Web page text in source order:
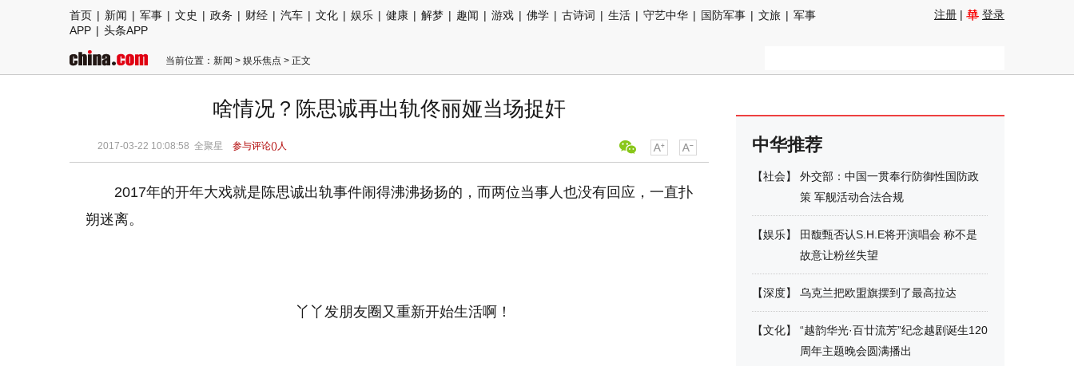
首页 | 新闻 | 军事 | 文史 | 政务 | 财经 | 汽车 | 文化 | 娱乐 | 健康 | 解梦 | 趣闻 | 游戏 | 佛学 | 古诗词 | 生活 | 守艺中华 | 国防军事 | 文旅 | 军事
APP | 头条APP
注册 | 登录
当前位置： 新闻 > 娱乐焦点 > 正文
啥情况？陈思诚再出轨佟丽娅当场捉奸
2017-03-22 10:08:58 全聚星 参与评论()人
2017年的开年大戏就是陈思诚出轨事件闹得沸沸扬扬的，而两位当事人也没有回应，一直扑
朔迷离。
丫丫发朋友圈又重新开始生活啊！
中华推荐
【社会】
外交部：中国一贯奉行防御性国防政
策 军舰活动合法合规
【娱乐】
田馥甄否认S.H.E将开演唱会 称不是
故意让粉丝失望
【深度】 乌克兰把欧盟旗摆到了最高拉达
【文化】
“越韵华光·百廿流芳”纪念越剧诞生120
周年主题晚会圆满播出